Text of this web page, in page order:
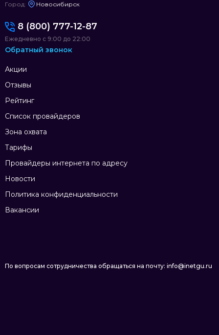
Город: Новосибирск
Акции
Отзывы
Рейтинг
Список провайдеров
Зона охвата
Тарифы
Провайдеры интернета по адресу
Новости
Политика конфиденциальности
Вакансии
8 (800) 777-12-87
Ежедневно с 9:00 до 22:00
Обратный звонок
По вопросам сотрудничества обращаться на почту: info@inetgu.ru